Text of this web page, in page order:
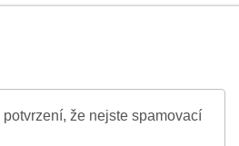
Digitalia
že nejste spamovací